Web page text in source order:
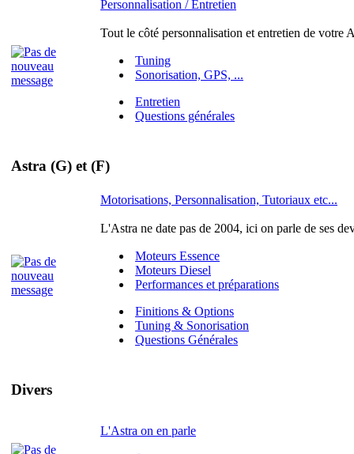
Personnalisation / Entretien
Tout le côté personnalisation et entretien de votre
Tuning
Sonorisation, GPS, ...
Entretien
Questions générales
Astra (G) et (F)
Motorisations, Personnalisation, Tutoriaux etc...
L'Astra ne date pas de 2004, ici on parle de ses
Moteurs Essence
Moteurs Diesel
Performances et préparations
Finitions & Options
Tuning & Sonorisation
Questions Générales
Divers
L'Astra on en parle